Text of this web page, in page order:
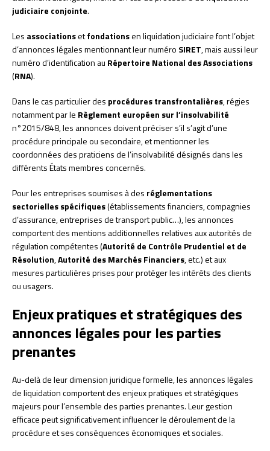
judiciaire conjointe.
Les associationsetfondationsen liquidation judiciaire font l’objet
d’annonces légales mentionnant leur numéro SIRET, mais aussi leur
numéro d’identification au Répertoire National des Associations
(RNA).
Dans le cas particulier des procédures transfrontalières, régies
notamment par le Règlement européen sur l’insolvabilité
n°2015/848, les annonces doivent préciser s’il s’agit d’une
procédure principale ou secondaire, et mentionner les
coordonnées des praticiens de l’insolvabilité désignés dans les
différents États membres concernés.
Pour les entreprises soumises à des réglementations
sectorielles spécifiques(établissements financiers, compagnies
d’assurance, entreprises de transport public…), les annonces
comportent des mentions additionnelles relatives aux autorités de
régulation compétentes (Autorité de Contrôle Prudentiel et de
Résolution,Autorité des Marchés Financiers, etc.) et aux
mesures particulières prises pour protéger les intérêts des clients
ou usagers.
Enjeux pratiques et stratégiques des
annonces légales pour les parties
prenantes
Au-delà de leur dimension juridique formelle, les annonces légales
de liquidation comportent des enjeux pratiques et stratégiques
majeurs pour l’ensemble des parties prenantes. Leur gestion
efficace peut significativement influencer le déroulement de la
procédure et ses conséquences économiques et sociales.